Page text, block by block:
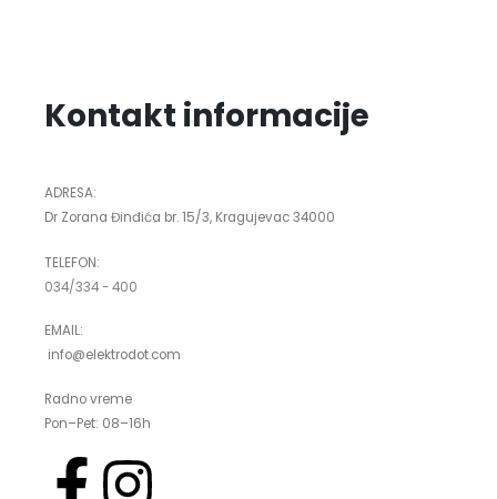
Kontakt informacije
ADRESA:
Dr Zorana Đinđića br. 15/3, Kragujevac 34000
TELEFON:
034/334 - 400
EMAIL:
info@elektrodot.com
Radno vreme
Pon–Pet: 08–16h